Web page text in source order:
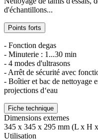
d'échantillons...
Points forts
- Fonction degas
- Minuterie : 1...30 min
- 4 modes d'ultrasons
- Arrêt de sécurité avec
- Boîtier et bac de nettoyage
projections d‘eau
Fiche technique
Dimensions externes
345 x 345 x 295 mm (L x H
Utilisation